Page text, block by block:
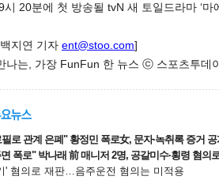
20분에 첫 방송될 tvN 새 토일드라마 ‘마
지연 기자 ent@stoo.com]
나는, 가장 FunFun 한 뉴스 ⓒ 스포츠투데
로 관계 은폐" 황정민 폭로女, 문자·녹취록 증거 공
폭로" 박나래 前 매니저 2명, 공갈미수·횡령 혐의
' 혐의로 재판…음주운전 혐의는 미적용